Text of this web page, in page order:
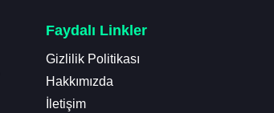
Faydalı Linkler
Gizlilik Politikası
Hakkımızda
İletişim